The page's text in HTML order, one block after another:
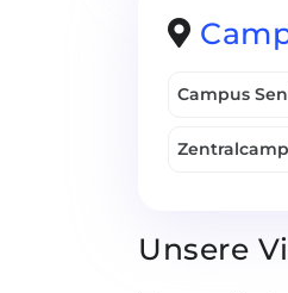
Campus
Unsere